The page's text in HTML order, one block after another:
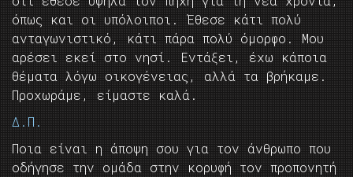
όπως και οι υπόλοιποι. Έθεσε κάτι πολύ
ανταγωνιστικό, κάτι πάρα πολύ όμορφο. Μου
αρέσει εκεί στο νησί. Εντάξει, έχω κάποια
θέματα λόγω οικογένειας, αλλά τα βρήκαμε.
Προχωράμε, είμαστε καλά.
Δ.Π.
Ποια είναι η άποψη σου για τον άνθρωπο που
οδήγησε την ομάδα στην κορυφή τον προπονητή